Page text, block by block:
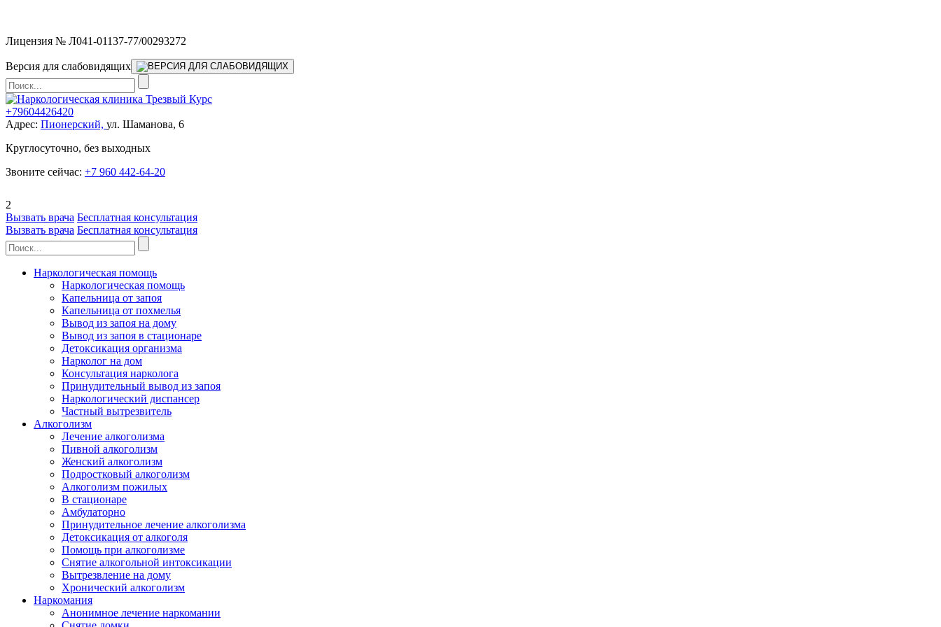
Лицензия № Л041-01137-77/00293272
Версия для слабовидящих
+79604426420
Адрес: Пионерский, ул. Шаманова, 6
Круглосуточно, без выходных
Звоните сейчас: +7 960 442-64-20
2
Вызвать врача Бесплатная консультация
Вызвать врача Бесплатная консультация
Наркологическая помощь
Наркологическая помощь
Капельница от запоя
Капельница от похмелья
Вывод из запоя на дому
Вывод из запоя в стационаре
Детоксикация организма
Нарколог на дом
Консультация нарколога
Принудительный вывод из запоя
Наркологический диспансер
Частный вытрезвитель
Алкоголизм
Лечение алкоголизма
Пивной алкоголизм
Женский алкоголизм
Подростковый алкоголизм
Алкоголизм пожилых
В стационаре
Амбулаторно
Принудительное лечение алкоголизма
Детоксикация от алкоголя
Помощь при алкоголизме
Снятие алкогольной интоксикации
Вытрезвление на дому
Хронический алкоголизм
Наркомания
Анонимное лечение наркомании